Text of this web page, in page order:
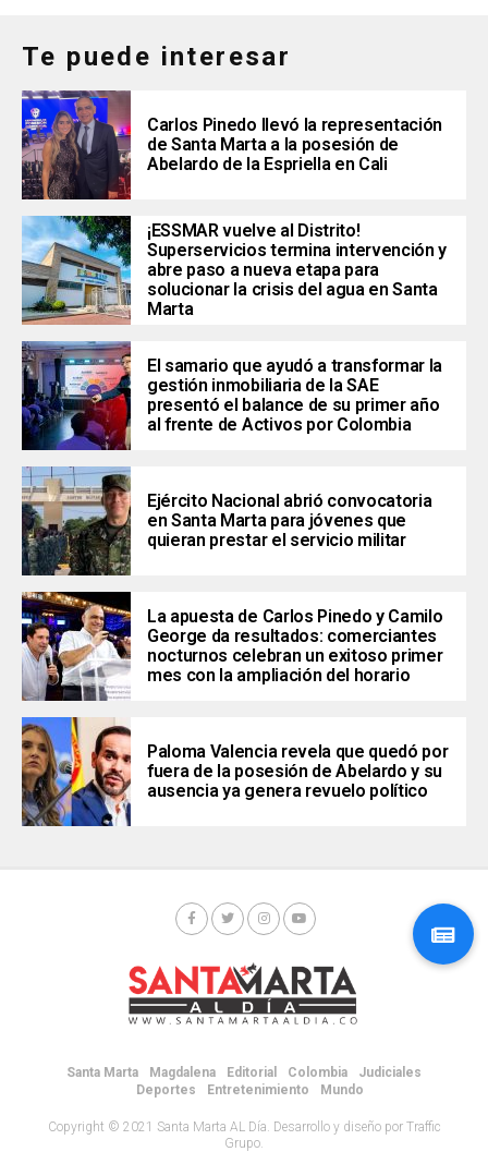
Te puede interesar
Carlos Pinedo llevó la representación
de Santa Marta a la posesión de
Abelardo de la Espriella en Cali
¡ESSMAR vuelve al Distrito!
Superservicios termina intervención y
abre paso a nueva etapa para
solucionar la crisis del agua en Santa
Marta
El samario que ayudó a transformar la
gestión inmobiliaria de la SAE
presentó el balance de su primer año
al frente de Activos por Colombia
Ejército Nacional abrió convocatoria
en Santa Marta para jóvenes que
quieran prestar el servicio militar
La apuesta de Carlos Pinedo y Camilo
George da resultados: comerciantes
nocturnos celebran un exitoso primer
mes con la ampliación del horario
Paloma Valencia revela que quedó por
fuera de la posesión de Abelardo y su
ausencia ya genera revuelo político
Santa Marta Magdalena Editorial Colombia
Judiciales
Deportes
Entretenimiento Mundo
Copyright © 2021 Santa Marta AL Día. Desarrollo y diseño por Traffic
Grupo.